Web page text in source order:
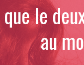
le
au